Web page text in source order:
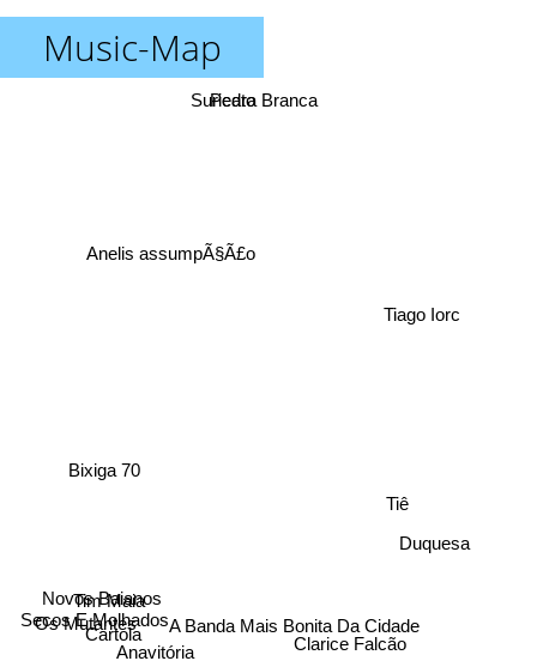
Music-Map
A Banda Mais Bonita Da Cidade
Clarice Falcão
Tiê
Cartola
Novos Baianos
Tim Maia
Os Mutantes
Secos E Molhados
Tiago Iorc
Suricato
Bixiga 70
Pedra Branca
Anelis assumpÃ§Ã£o
Anavitória